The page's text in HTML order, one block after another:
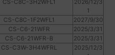
CS-C8C-3H2WFL1
2026/12/3
1
CS-C8C-1F2WFL1
2027/9/30
CS-C6-21WFR
2025/3/31
CS-C6-21WFR-B
2025/3/31
CS-C3W-3H4WFRL
2025/12/3